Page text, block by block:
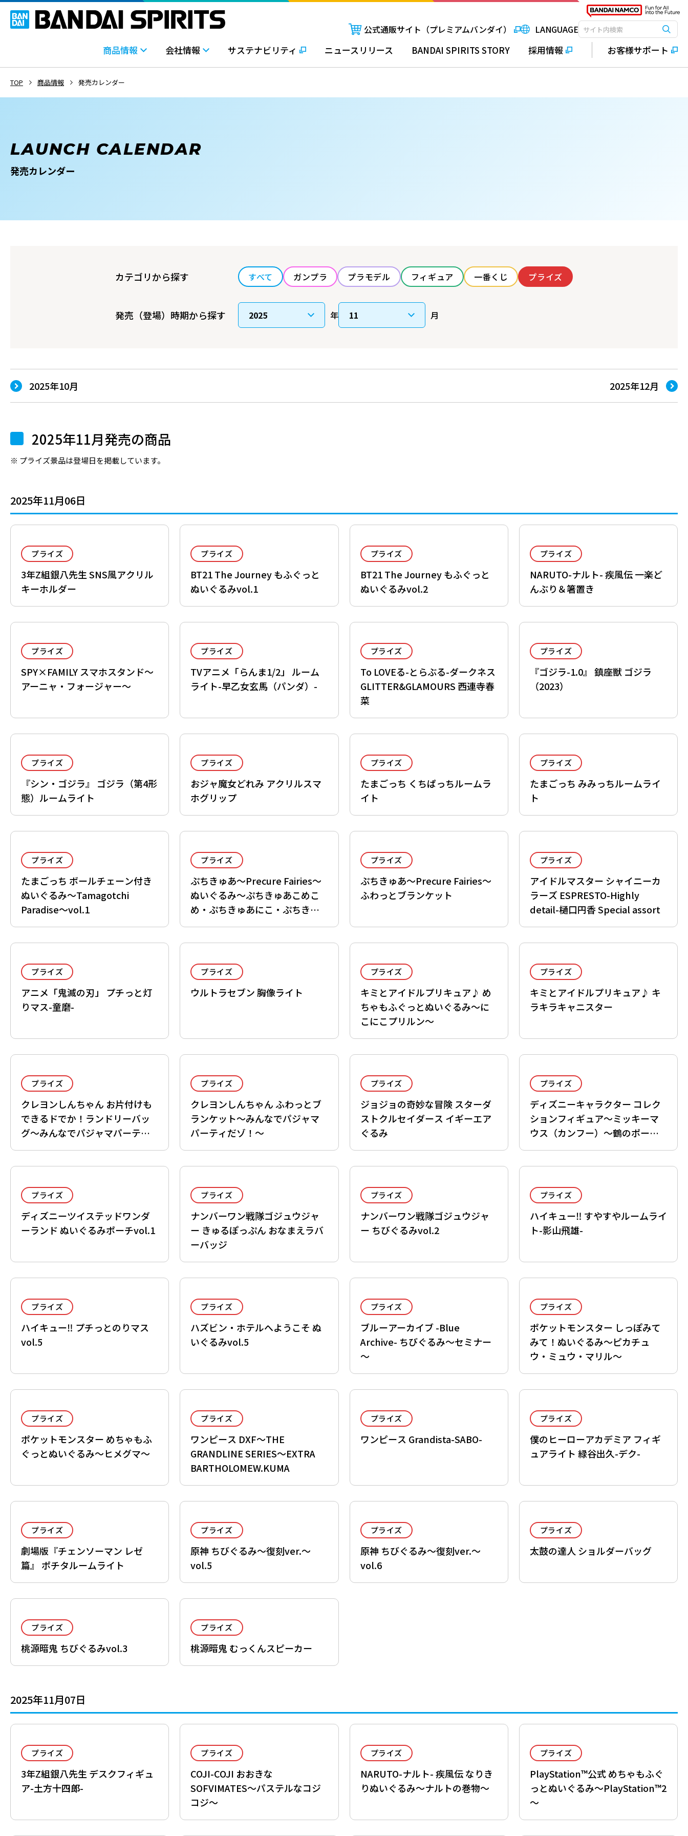
公式通販サイト（プレミアムバンダイ） LANGUAGE検索キーワード入力 検索
商品情報 会社情報 サステナビリティ ニュースリリース BANDAI SPIRITS STORY 採用情報 お客様サポート
TOP 商品情報 発売カレンダー
LAUNCH CALENDAR
発売カレンダー
カテゴリから探す すべて ガンプラ プラモデル フィギュア 一番くじ プライズ
発売（登場）時期から探す 年 月
2025年10月 2025年12月
2025年11月発売の商品
プライズ景品は登場日を掲載しています。
2025年11月06日
プライズ
3年Z組銀八先生 SNS風アクリル
キーホルダー
プライズ
BT21 The Journey もふぐっと
ぬいぐるみvol.1
プライズ
BT21 The Journey もふぐっと
ぬいぐるみvol.2
プライズ
NARUTO-ナルト- 疾風伝 一楽ど
んぶり＆箸置き
プライズ
SPY×FAMILY スマホスタンド～
アーニャ・フォージャー～
プライズ
TVアニメ「らんま1/2」 ルーム
ライト-早乙女玄馬（パンダ）-
プライズ
To LOVEる-とらぶる-ダークネス
GLITTER&GLAMOURS 西連寺春
菜
プライズ
『ゴジラ-1.0』 鎮座獣 ゴジラ
（2023）
プライズ
『シン・ゴジラ』 ゴジラ（第4形
態）ルームライト
プライズ
おジャ魔女どれみ アクリルスマ
ホグリップ
プライズ
たまごっち くちぱっちルームラ
イト
プライズ
たまごっち みみっちルームライ
ト
プライズ
たまごっち ボールチェーン付き
ぬいぐるみ～Tamagotchi
Paradise～vol.1
プライズ
ぷちきゅあ～Precure Fairies～
ぬいぐるみ～ぷちきゅあこめこ
め・ぷちきゅあにこ・ぷちきゅ
あめっぷる～
プライズ
ぷちきゅあ～Precure Fairies～
ふわっとブランケット
プライズ
アイドルマスター シャイニーカ
ラーズ ESPRESTO-Highly
detail-樋口円香 Special assort
プライズ
アニメ「鬼滅の刃」 プチっと灯
りマス-童磨-
プライズ
ウルトラセブン 胸像ライト
プライズ
キミとアイドルプリキュア♪ め
ちゃもふぐっとぬいぐるみ～に
こにこプリルン～
プライズ
キミとアイドルプリキュア♪ キ
ラキラキャニスター
プライズ
クレヨンしんちゃん お片付けも
できるドでか！ランドリーバッ
グ～みんなでパジャマパーティ
だゾ！～
プライズ
クレヨンしんちゃん ふわっとブ
ランケット～みんなでパジャマ
パーティだゾ！～
プライズ
ジョジョの奇妙な冒険 スターダ
ストクルセイダース イギーエア
ぐるみ
プライズ
ディズニーキャラクター コレク
ションフィギュア～ミッキーマ
ウス（カンフー）～鶴のポーズ
ver.
プライズ
ディズニーツイステッドワンダ
ーランド ぬいぐるみポーチvol.1
プライズ
ナンバーワン戦隊ゴジュウジャ
ー きゅるぽっぷん おなまえラバ
ーバッジ
プライズ
ナンバーワン戦隊ゴジュウジャ
ー ちびぐるみvol.2
プライズ
ハイキュー‼ すやすやルームライ
ト-影山飛雄-
プライズ
ハイキュー‼ プチっとのりマス
vol.5
プライズ
ハズビン・ホテルへようこそ ぬ
いぐるみvol.5
プライズ
ブルーアーカイブ -Blue
Archive- ちびぐるみ～セミナー
～
プライズ
ポケットモンスター しっぽみて
みて！ぬいぐるみ～ピカチュ
ウ・ミュウ・マリル～
プライズ
ポケットモンスター めちゃもふ
ぐっとぬいぐるみ～ヒメグマ～
プライズ
ワンピース DXF～THE
GRANDLINE SERIES～EXTRA
BARTHOLOMEW.KUMA
プライズ
ワンピース Grandista-SABO-
プライズ
僕のヒーローアカデミア フィギ
ュアライト 緑谷出久-デク-
プライズ
劇場版『チェンソーマン レゼ
篇』 ポチタルームライト
プライズ
原神 ちびぐるみ～復刻ver.～
vol.5
プライズ
原神 ちびぐるみ～復刻ver.～
vol.6
プライズ
太鼓の達人 ショルダーバッグ
プライズ
桃源暗鬼 ちびぐるみvol.3
プライズ
桃源暗鬼 むっくんスピーカー
2025年11月07日
プライズ
3年Z組銀八先生 デスクフィギュ
ア-土方十四郎-
プライズ
COJI-COJI おおきな
SOFVIMATES～パステルなコジ
コジ～
プライズ
NARUTO-ナルト- 疾風伝 なりき
りぬいぐるみ～ナルトの巻物～
プライズ
PlayStation™公式 めちゃもふぐ
っとぬいぐるみ～PlayStation™2
～